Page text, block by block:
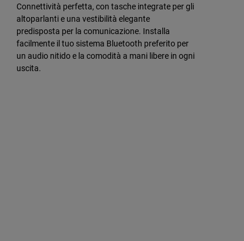
Connettività perfetta, con tasche integrate per gli
altoparlanti e una vestibilità elegante
predisposta per la comunicazione. Installa
facilmente il tuo sistema Bluetooth preferito per
un audio nitido e la comodità a mani libere in ogni
uscita.